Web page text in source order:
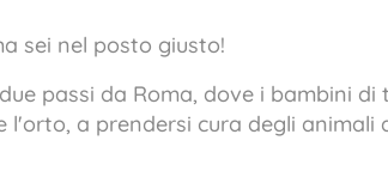
sei nel posto giusto!
passi da Roma, dove i bambini di
l'orto, a prendersi cura degli animali